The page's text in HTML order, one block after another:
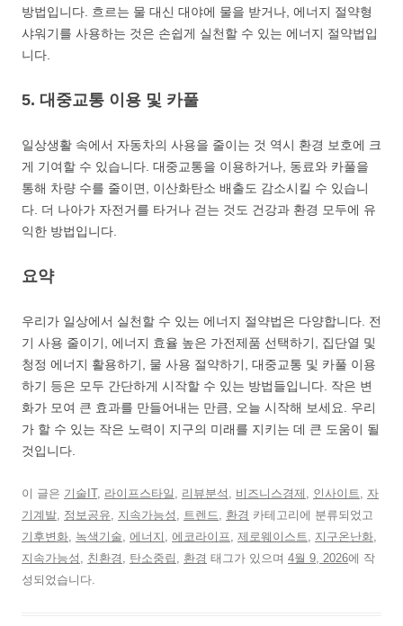
방법입니다. 흐르는 물 대신 대야에 물을 받거나, 에너지 절약형
샤워기를 사용하는 것은 손쉽게 실천할 수 있는 에너지 절약법입
니다.
5. 대중교통 이용 및 카풀
일상생활 속에서 자동차의 사용을 줄이는 것 역시 환경 보호에 크
게 기여할 수 있습니다. 대중교통을 이용하거나, 동료와 카풀을
통해 차량 수를 줄이면, 이산화탄소 배출도 감소시킬 수 있습니
다. 더 나아가 자전거를 타거나 걷는 것도 건강과 환경 모두에 유
익한 방법입니다.
요약
우리가 일상에서 실천할 수 있는 에너지 절약법은 다양합니다. 전
기 사용 줄이기, 에너지 효율 높은 가전제품 선택하기, 집단열 및
청정 에너지 활용하기, 물 사용 절약하기, 대중교통 및 카풀 이용
하기 등은 모두 간단하게 시작할 수 있는 방법들입니다. 작은 변
화가 모여 큰 효과를 만들어내는 만큼, 오늘 시작해 보세요. 우리
가 할 수 있는 작은 노력이 지구의 미래를 지키는 데 큰 도움이 될
것입니다.
이 글은 기술IT, 라이프스타일 , 리뷰분석 , 비즈니스경제 , 인사이트, 자
기계발, 정보공유, 지속가능성 , 트렌드, 환경 카테고리에 분류되었고
기후변화, 녹색기술, 에너지 , 에코라이프, 제로웨이스트, 지구온난화,
지속가능성 , 친환경 , 탄소중립 , 환경 태그가 있으며 4월 9, 2026에 작
성되었습니다.